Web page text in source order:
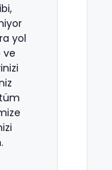
yol
ve